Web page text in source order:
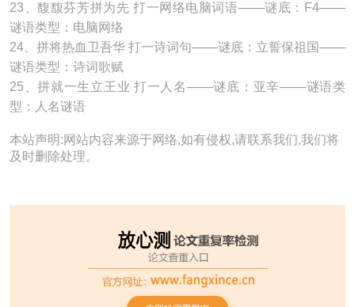
23、馥馥芬芳拼为先 打一网络电脑词语───谜底：F4───
谜语类型：电脑网络
24、拼将热血卫吾华 打一诗词句───谜底：立誓保祖国───
谜语类型：诗词歌赋
25、拼就一生立王业 打一人名───谜底：亚辛───谜语类
型：人名谜语
本站声明:网站内容来源于网络,如有侵权,请联系我们,我们将
及时删除处理。